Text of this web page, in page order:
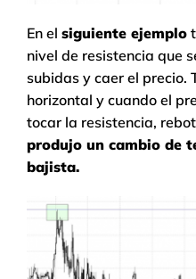
En el siguiente ejemplo
nivel de resistencia que
subidas y caer el precio.
horizontal y cuando el
tocar la resistencia,
produjo un cambio de
bajista.